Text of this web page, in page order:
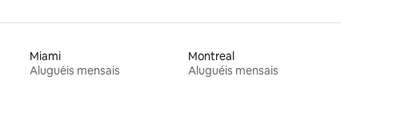
Miami
Aluguéis mensais
Montreal
Aluguéis mensais